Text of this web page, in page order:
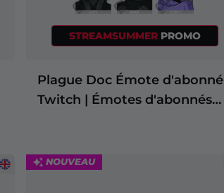
STREAMSUMMER PROMO
Plague Doc Émote d'abonné
Twitch | Émotes d'abonnés
NOUVEAU